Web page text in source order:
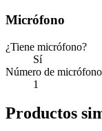
Micrófono
¿Tiene micrófono?
Sí
Número de
1
Productos